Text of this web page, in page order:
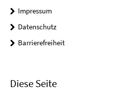
Impressum
Datenschutz
Barrierefreiheit
Diese Seite